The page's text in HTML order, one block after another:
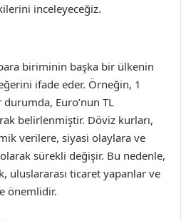
inceleyeceğiz.
biriminin başka bir ülkenin
ifade eder. Örneğin, 1
Euro’nun TL
belirlenmiştir. Döviz kurları,
verilere, siyasi olaylara ve
sürekli değişir. Bu nedenle,
uluslararası ticaret yapanlar ve
önemlidir.